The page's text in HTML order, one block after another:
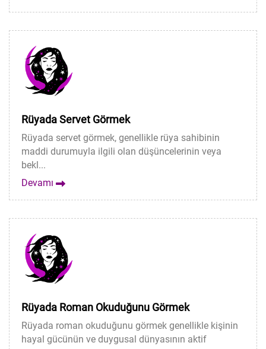
Rüyada Servet Görmek
Rüyada servet görmek, genellikle rüya sahibinin
maddi durumuyla ilgili olan düşüncelerinin veya
bekl...
Devamı
Rüyada Roman Okuduğunu Görmek
Rüyada roman okuduğunu görmek genellikle kişinin
hayal gücünün ve duygusal dünyasının aktif